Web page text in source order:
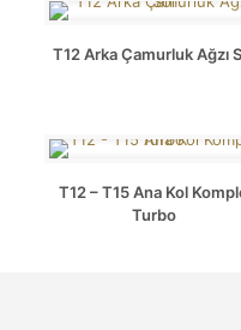
T12 Arka Çamurluk Ağzı
T12 – T15 Ana Kol
Turbo